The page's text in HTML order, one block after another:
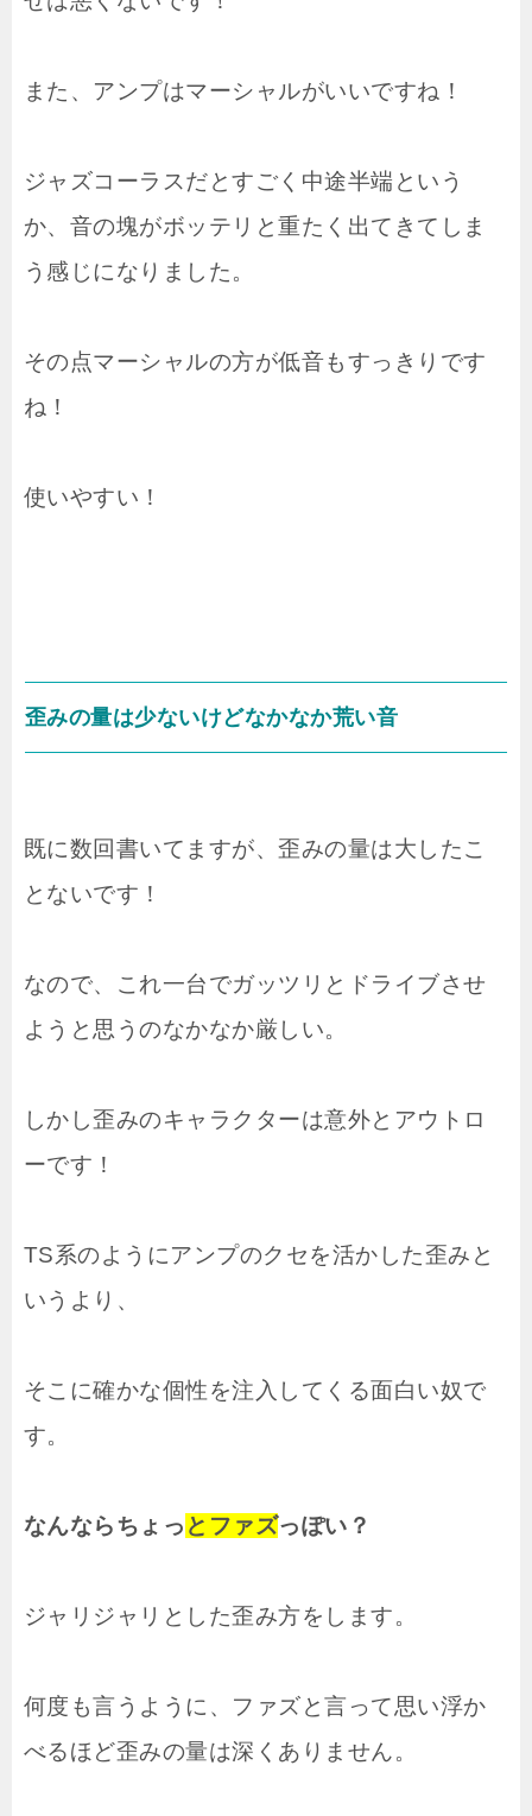
また、アンプはマーシャルがいいですね！
ジャズコーラスだとすごく中途半端という
か、音の塊がボッテリと重たく出てきてしま
う感じになりました。
その点マーシャルの方が低音もすっきりです
ね！
使いやすい！
歪みの量は少ないけどなかなか荒い音
既に数回書いてますが、歪みの量は大したこ
とないです！
なので、これ一台でガッツリとドライブさせ
ようと思うのなかなか厳しい。
しかし歪みのキャラクターは意外とアウトロ
ーです！
TS系のようにアンプのクセを活かした歪みと
いうより、
そこに確かな個性を注入してくる面白い奴で
す。
なんならちょっ とファズっぽい？
ジャリジャリとした歪み方をします。
何度も言うように、ファズと言って思い浮か
べるほど歪みの量は深くありません。